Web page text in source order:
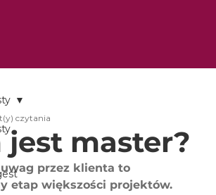
jest master?
czytania
uwag przez klienta to
etap większości projektów.